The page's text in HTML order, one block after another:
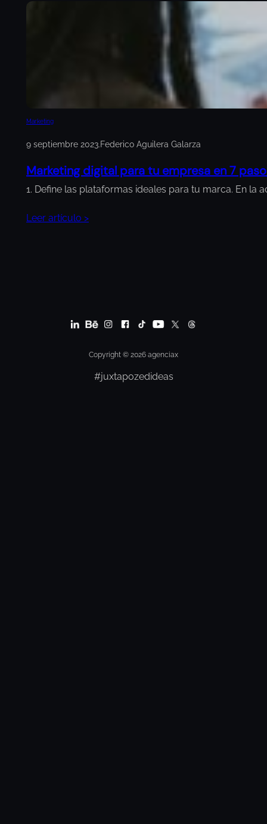
Marketing
9 septiembre 2023.Federico Aguilera Galarza
Marketing digital para tu empresa en 7
1. Define las plataformas ideales para tu marca. En
Leer artículo >
Copyright © 2026 agenciax
#juxtapozedideas